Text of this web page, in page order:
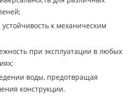
к механическим
при эксплуатации в любых
воды, предотвращая
конструкции.